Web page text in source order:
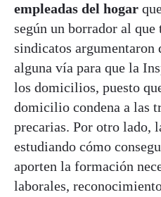
empleadas del hogar
según un borrador al que
sindicatos argumentaron
alguna vía para que la
los domicilios, puesto
domicilio condena a las
precarias. Por otro lado,
estudiando cómo
aporten la formación
laborales,